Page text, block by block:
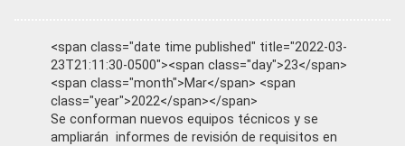
<span class="date time published" title="2022-03-
23T21:11:30-0500"><span class="day">23</span>
<span class="month">Mar</span> <span
class="year">2022</span></span>
Se conforman nuevos equipos técnicos y se
ampliarán informes de revisión de requisitos en